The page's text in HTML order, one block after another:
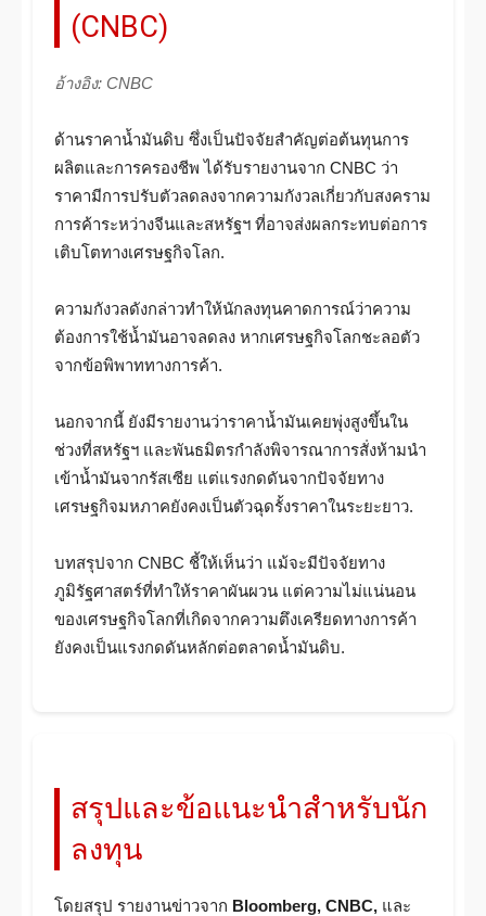
(CNBC)
อ้างอิง: CNBC
ด้านราคาน้ำมันดิบ ซึ่งเป็นปัจจัยสำคัญต่อต้นทุนการ
ผลิตและการครองชีพ ได้รับรายงานจาก CNBC ว่า
ราคามีการปรับตัวลดลงจากความกังวลเกี่ยวกับสงคราม
การค้าระหว่างจีนและสหรัฐฯ ที่อาจส่งผลกระทบต่อการ
เติบโตทางเศรษฐกิจโลก.
ความกังวลดังกล่าวทำให้นักลงทุนคาดการณ์ว่าความ
ต้องการใช้น้ำมันอาจลดลง หากเศรษฐกิจโลกชะลอตัว
จากข้อพิพาททางการค้า.
นอกจากนี้ ยังมีรายงานว่าราคาน้ำมันเคยพุ่งสูงขึ้นใน
ช่วงที่สหรัฐฯ และพันธมิตรกำลังพิจารณาการสั่งห้ามนำ
เข้าน้ำมันจากรัสเซีย แต่แรงกดดันจากปัจจัยทาง
เศรษฐกิจมหภาคยังคงเป็นตัวฉุดรั้งราคาในระยะยาว.
บทสรุปจาก CNBC ชี้ให้เห็นว่า แม้จะมีปัจจัยทาง
ภูมิรัฐศาสตร์ที่ทำให้ราคาผันผวน แต่ความไม่แน่นอน
ของเศรษฐกิจโลกที่เกิดจากความตึงเครียดทางการค้า
ยังคงเป็นแรงกดดันหลักต่อตลาดน้ำมันดิบ.
สรุปและข้อแนะนำสำหรับนัก
ลงทุน
โดยสรุป รายงานข่าวจาก Bloomberg, CNBC, และ